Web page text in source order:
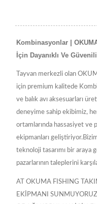
Kombinasyonlar |
İçin Dayanıklı Ve
Tayvan merkezli olan
için premium kalitede
ve balık avı aksesuarları
deneyime sahip ekibimiz,
ortamlarında hassasiyet ve
ekipmanları
teknoloji tasarımı bir araya
pazarlarının taleplerini
AT OKUMA FISHING
EKİPMANI